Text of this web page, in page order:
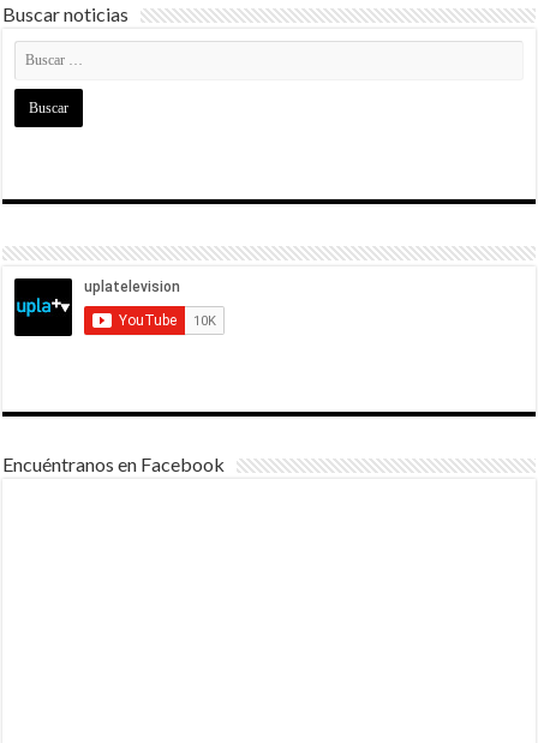
Buscar noticias
Encuéntranos en Facebook